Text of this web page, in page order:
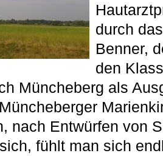
durch
Benner,
den
Müncheberg als
nach Entwürfen von
fühlt man sich